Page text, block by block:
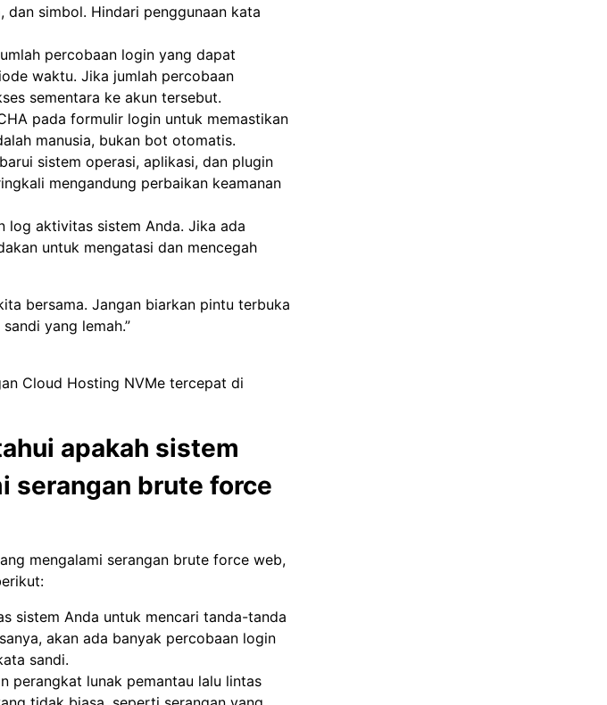
dan simbol. Hindari penggunaan kata
percobaan login yang dapat
waktu. Jika jumlah percobaan
sementara ke akun tersebut.
pada formulir login untuk memastikan
manusia, bukan bot otomatis.
sistem operasi, aplikasi, dan plugin
mengandung perbaikan keamanan
log aktivitas sistem Anda. Jika ada
untuk mengatasi dan mencegah
bersama. Jangan biarkan pintu terbuka
yang lemah.”
Cloud Hosting NVMe tercepat di
apakah sistem
serangan brute force
mengalami serangan brute force web,
sistem Anda untuk mencari tanda-tanda
akan ada banyak percobaan login
sandi.
perangkat lunak pemantau lalu lintas